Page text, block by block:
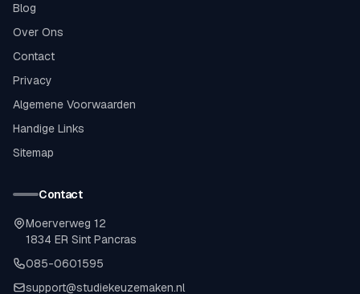
Blog
Over Ons
Contact
Privacy
Algemene Voorwaarden
Handige Links
Sitemap
Contact
Moerverweg 12
1834 ER Sint Pancras
085-0601595
support@studiekeuzemaken.nl